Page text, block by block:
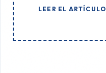
LEER EL ARTÍCULO